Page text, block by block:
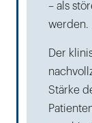
– als
werden.
Der
Stärke